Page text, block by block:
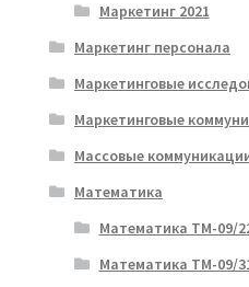
Маркетинг 2021
Маркетинг персонала
Маркетинговые
Маркетинговые
Массовые
Математика
Математика ТМ-09/
Математика ТМ-09/